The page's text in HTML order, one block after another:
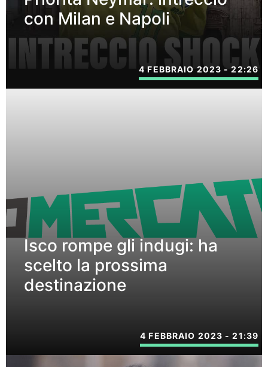
con Milan e Napoli
4 FEBBRAIO 2023 - 22:26
Isco rompe gli indugi: ha
scelto la prossima
destinazione
4 FEBBRAIO 2023 - 21:39